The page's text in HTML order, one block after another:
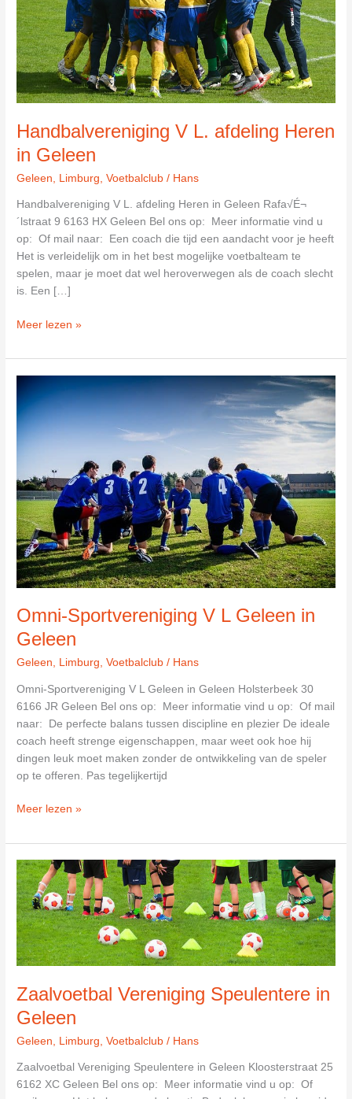
Handbalvereniging V L. afdeling Heren
in Geleen
Geleen Limburg ,Voetbalclub / Hans
Handbalvereniging V L. afdeling Heren in Geleen Rafa√É¬
´lstraat 9 6163 HX Geleen Bel ons op: Meer informatie vind u
op: Of mail naar: Een coach die tijd een aandacht voor je heeft
Het is verleidelijk om in het best mogelijke voetbalteam te
spelen, maar je moet dat wel heroverwegen als de coach slecht
is. Een […]
Handbalvereniging
L.
afdeling
Heren
in
Meer lezen »
Omni-Sportvereniging V L Geleen in
Geleen
Geleen, Limburg,Voetbalclub / Hans
Omni-Sportvereniging V L Geleen in Geleen Holsterbeek 30
6166 JR Geleen Bel ons op: Meer informatie vind u op: Of mail
naar: De perfecte balans tussen discipline en plezier De ideale
coach heeft strenge eigenschappen, maar weet ook hoe hij
dingen leuk moet maken zonder de ontwikkeling van de speler
op te offeren. Pas tegelijkertijd
Omni-
V
L
Geleen
in
Geleen
Meer lezen »
Zaalvoetbal Vereniging Speulentere in
Geleen
Geleen Limburg ,Voetbalclub / Hans
Zaalvoetbal Vereniging Speulentere in Geleen Kloosterstraat 25
6162 XC Geleen Bel ons op: Meer informatie vind u op: Of